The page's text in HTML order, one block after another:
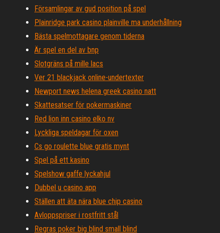
Församlingar av gud position på spel
Plainridge park casino plainville ma underhållning
Bästa spelmottagare genom tiderna
Är spel en del av bnp
Slotgräns på mille lacs
Ver 21 blackjack online-undertexter
Newport news helena greek casino natt
Skattesatser för pokermaskiner
Red lion inn casino elko nv
Lyckliga speldagar för oxen
Cs go roulette blue gratis mynt
Spel på ett kasino
Spelshow gaffe lyckahjul
Dubbel u casino app
Ställen att äta nära blue chip casino
Avloppspriser i rostfritt stål
Regras poker big blind small blind